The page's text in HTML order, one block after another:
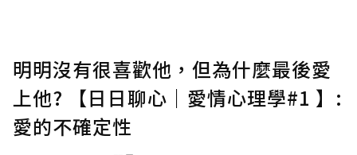
明明沒有很喜歡他，但為什麼最後愛
上他? 【日日聊心｜愛情心理學#1 】:
愛的不確定性